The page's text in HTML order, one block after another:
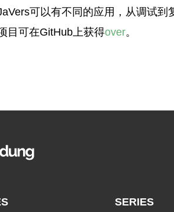
可以有不同的应用，从调试到
目可在GitHub上获得over。
SERIES